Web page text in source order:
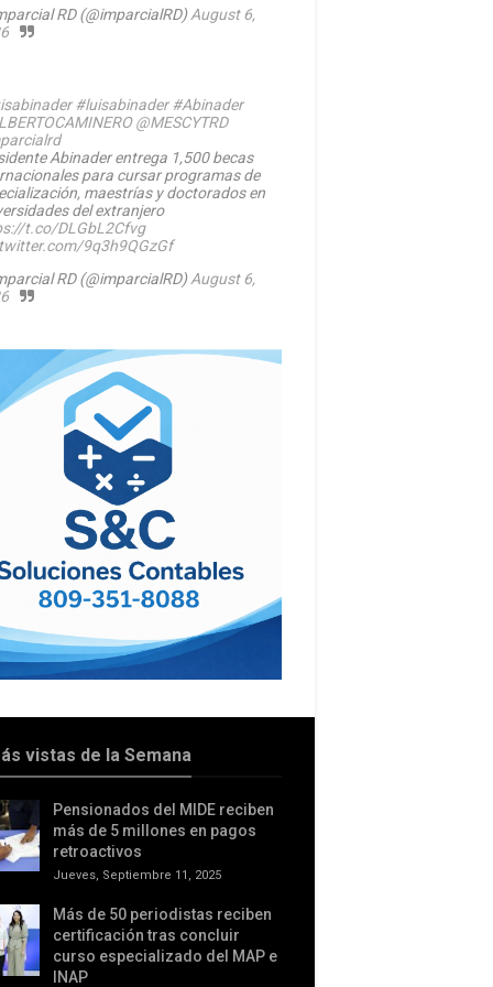
RD (@imparcialRD)August 6,
#luisabinader #Abinader
@MESCYTRD
Abinader entrega 1,500 becas
para cursar programas de
maestrías y doctorados en
del extranjero
t.co/DLGbL2Cfvg
9q3h9QGzGf
RD (@imparcialRD)August 6,
vistas de la Semana
Pensionados del MIDE reciben
más de 5 millones en pagos
retroactivos
Jueves, Septiembre 11, 2025
Más de 50 periodistas reciben
certificación tras concluir
curso especializado del MAP e
INAP